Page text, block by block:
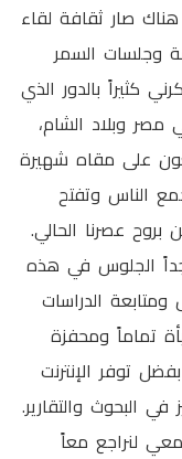
صار ثقافة لقاء
وجلسات السمر
كثيراً بالدور الذي
مصر وبلاد الشام،
على مقاه شهيرة
الناس وتفتح
بروح عصرنا الحالي.
الجلوس في هذه
الدراسات
تماماً ومحفزة
توفر الإنترنت
البحوث والتقارير.
لنراجع معاً